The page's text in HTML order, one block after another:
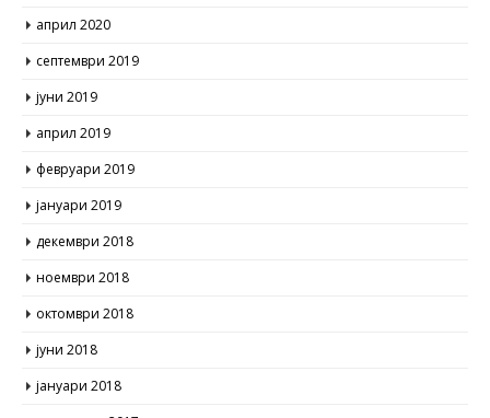
април 2020
септември 2019
јуни 2019
април 2019
февруари 2019
јануари 2019
декември 2018
ноември 2018
октомври 2018
јуни 2018
јануари 2018